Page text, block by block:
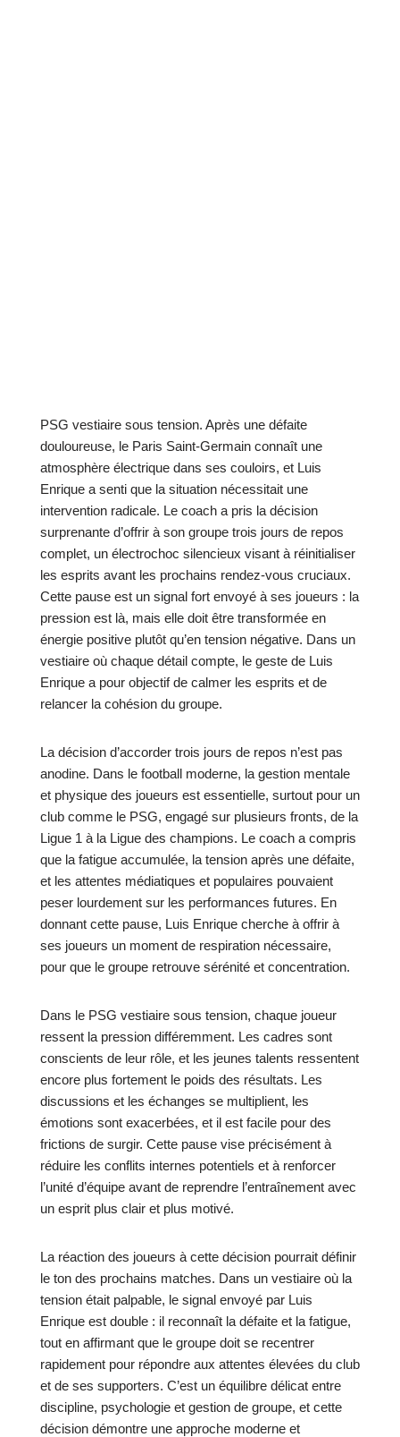
PSG vestiaire sous tension. Après une défaite
douloureuse, le Paris Saint-Germain connaît une
atmosphère électrique dans ses couloirs, et Luis
Enrique a senti que la situation nécessitait une
intervention radicale. Le coach a pris la décision
surprenante d’offrir à son groupe trois jours de repos
complet, un électrochoc silencieux visant à réinitialiser
les esprits avant les prochains rendez-vous cruciaux.
Cette pause est un signal fort envoyé à ses joueurs : la
pression est là, mais elle doit être transformée en
énergie positive plutôt qu’en tension négative. Dans un
vestiaire où chaque détail compte, le geste de Luis
Enrique a pour objectif de calmer les esprits et de
relancer la cohésion du groupe.
La décision d’accorder trois jours de repos n’est pas
anodine. Dans le football moderne, la gestion mentale
et physique des joueurs est essentielle, surtout pour un
club comme le PSG, engagé sur plusieurs fronts, de la
Ligue 1 à la Ligue des champions. Le coach a compris
que la fatigue accumulée, la tension après une défaite,
et les attentes médiatiques et populaires pouvaient
peser lourdement sur les performances futures. En
donnant cette pause, Luis Enrique cherche à offrir à
ses joueurs un moment de respiration nécessaire,
pour que le groupe retrouve sérénité et concentration.
Dans le PSG vestiaire sous tension, chaque joueur
ressent la pression différemment. Les cadres sont
conscients de leur rôle, et les jeunes talents ressentent
encore plus fortement le poids des résultats. Les
discussions et les échanges se multiplient, les
émotions sont exacerbées, et il est facile pour des
frictions de surgir. Cette pause vise précisément à
réduire les conflits internes potentiels et à renforcer
l’unité d’équipe avant de reprendre l’entraînement avec
un esprit plus clair et plus motivé.
La réaction des joueurs à cette décision pourrait définir
le ton des prochains matches. Dans un vestiaire où la
tension était palpable, le signal envoyé par Luis
Enrique est double : il reconnaît la défaite et la fatigue,
tout en affirmant que le groupe doit se recentrer
rapidement pour répondre aux attentes élevées du club
et de ses supporters. C’est un équilibre délicat entre
discipline, psychologie et gestion de groupe, et cette
décision démontre une approche moderne et